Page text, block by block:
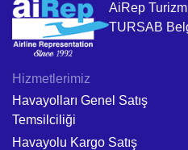
AiRep
TURSAB
Hizmetlerimiz
Havayolları Genel Satış
Temsilciliği
Havayolu Kargo Satış